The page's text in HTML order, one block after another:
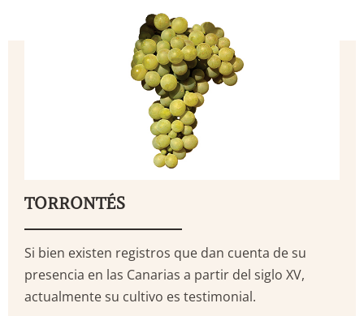
TORRONTÉS
Si bien existen registros que dan cuenta de su
presencia en las Canarias a partir del siglo XV,
actualmente su cultivo es testimonial.